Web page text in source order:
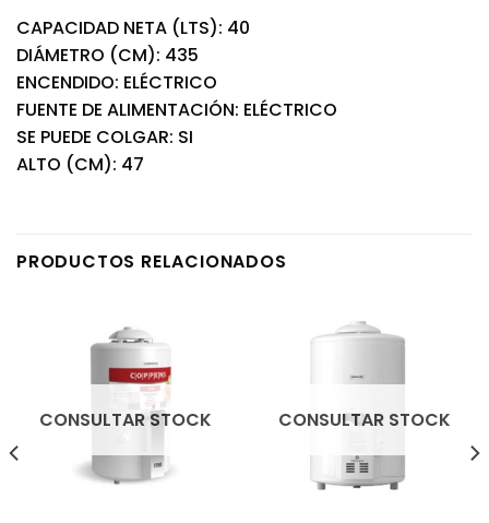
CAPACIDAD NETA (LTS): 40
DIÁMETRO (CM): 435
ENCENDIDO: ELÉCTRICO
FUENTE DE ALIMENTACIÓN: ELÉCTRICO
SE PUEDE COLGAR: SI
ALTO (CM): 47
PRODUCTOS RELACIONADOS
CONSULTAR STOCK CONSULTAR STOCK